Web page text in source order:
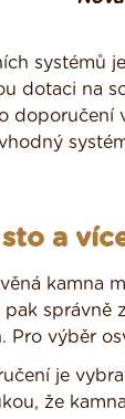
systémů
dotaci na
doporučení
sto a
kamna
správně
Pro výběr
je
že